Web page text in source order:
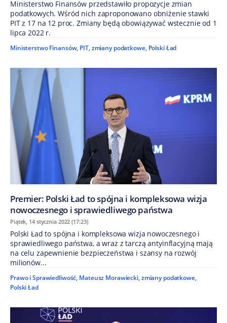
Ministerstwo Finansów przedstawiło propozycje zmian
podatkowych. Wśród nich zaproponowano obniżenie stawki
PIT z 17 na 12 proc. Zmiany będą obowiązywać wstecznie od 1
lipca 2022 r.
Ministerstwo Finansów, PIT,zmiany podatkowe, Polski Ład
Premier: Polski Ład to spójna i kompleksowa wizja
nowoczesnego i sprawiedliwego państwa
Piątek, 14 stycznia 2022 (17:23)
​Polski Ład to spójna i kompleksowa wizja nowoczesnego i
sprawiedliwego państwa, a wraz z tarczą antyinflacyjną mają
na celu zapewnienie bezpieczeństwa i szansy na rozwój
milionów...
Prawo i Sprawiedliwość, Mateusz Morawiecki,zmiany podatkowe,
Polski Ład